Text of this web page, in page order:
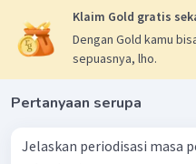
Klaim Gold gratis
Dengan Gold kamu
sepuasnya, lho.
Pertanyaan serupa
Jelaskan periodisasi masa